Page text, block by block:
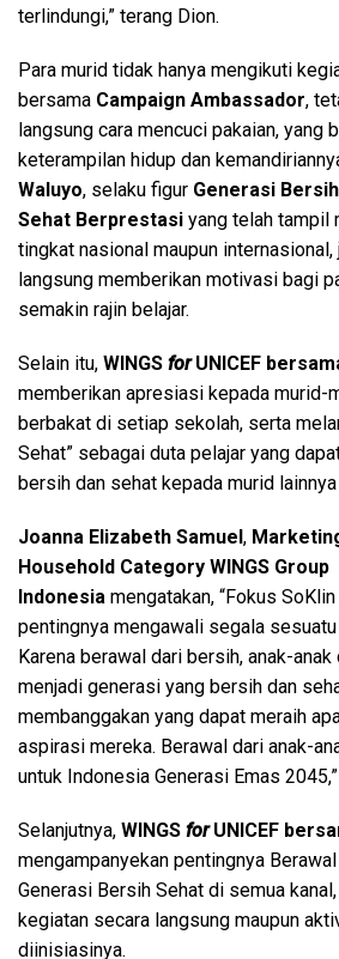
terlindungi,” terang Dion.
Para murid tidak hanya mengikuti
bersama Campaign Ambassador,
langsung cara mencuci pakaian, yang
keterampilan hidup dan
Waluyo, selaku figur Generasi Bersih
Sehat Berprestasi yang telah tampil
tingkat nasional maupun internasional,
langsung memberikan motivasi bagi
semakin rajin belajar.
Selain itu, WINGS forUNICEF
memberikan apresiasi kepada murid-
berbakat di setiap sekolah, serta
Sehat” sebagai duta pelajar yang
bersih dan sehat kepada murid
Joanna Elizabeth Samuel ,
Household Category WINGS Group
Indonesia mengatakan, “Fokus
pentingnya mengawali segala
Karena berawal dari bersih, anak-
menjadi generasi yang bersih dan
membanggakan yang dapat meraih
aspirasi mereka. Berawal dari anak-
untuk Indonesia Generasi Emas
Selanjutnya, WINGS forUNICEF
mengampanyekan pentingnya
Generasi Bersih Sehat di semua
kegiatan secara langsung maupun
diinisiasinya.